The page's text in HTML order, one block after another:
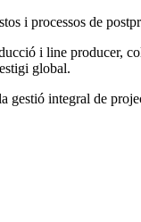
i processos de
i line producer,
global.
integral de